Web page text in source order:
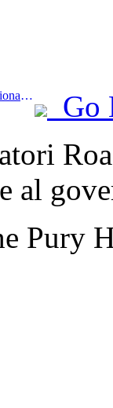
Prev:Grand Hotel: Alcuni turisti internazionali che visitano Hong Kong sono tornati quest'anno
Go
al
Pury